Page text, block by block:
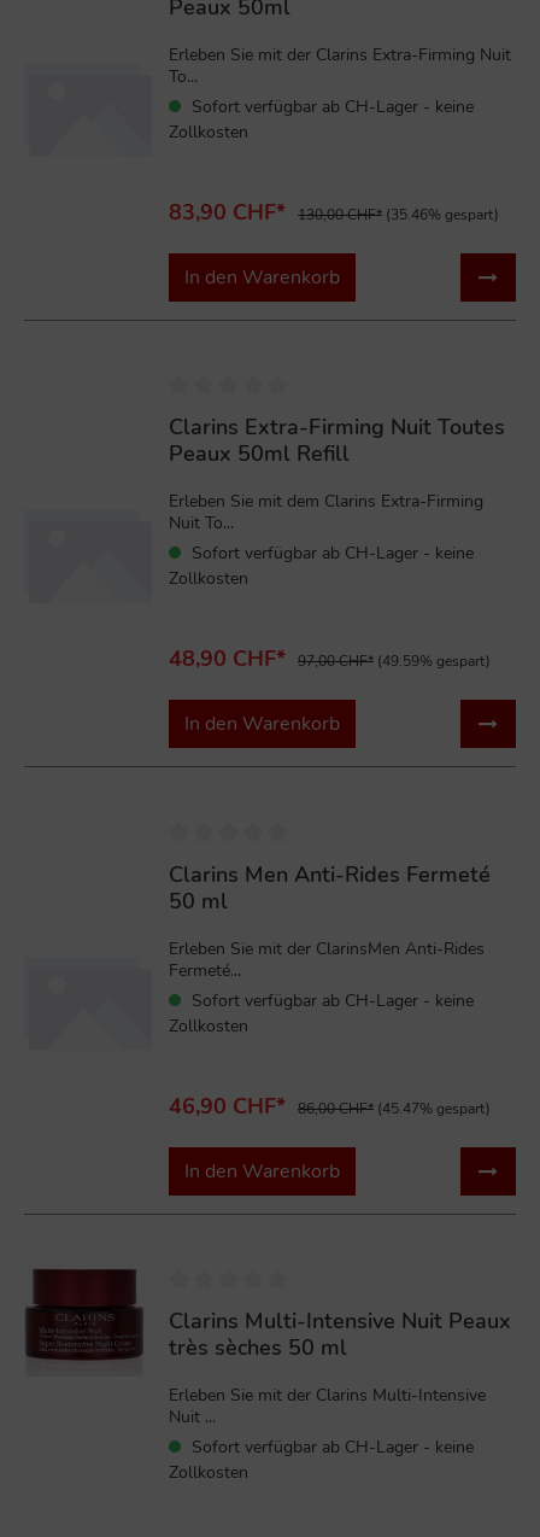
Peaux 50ml
Erleben Sie mit der Clarins Extra-Firming Nuit
To...
Sofort verfügbar ab CH-Lager - keine
Zollkosten
83,90 CHF* 130,00 CHF* (35.46% gespart)
In den Warenkorb
Clarins Extra-Firming Nuit Toutes
Peaux 50ml Refill
Erleben Sie mit dem Clarins Extra-Firming
Nuit To...
Sofort verfügbar ab CH-Lager - keine
Zollkosten
48,90 CHF* 97,00 CHF* (49.59% gespart)
In den Warenkorb
Clarins Men Anti-Rides Fermeté
50 ml
Erleben Sie mit der ClarinsMen Anti-Rides
Fermeté...
Sofort verfügbar ab CH-Lager - keine
Zollkosten
46,90 CHF* 86,00 CHF* (45.47% gespart)
In den Warenkorb
Clarins Multi-Intensive Nuit Peaux
très sèches 50 ml
Erleben Sie mit der Clarins Multi-Intensive
Nuit ...
Sofort verfügbar ab CH-Lager - keine
Zollkosten